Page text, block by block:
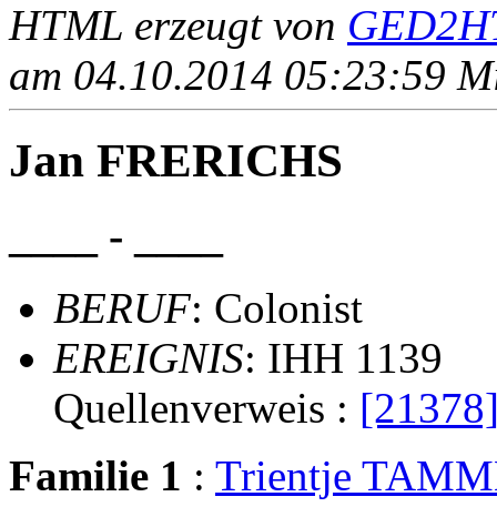
HTML erzeugt von
am 04.10.2014 05:23:59
Jan FRERICHS
____ - ____
BERUF: Colonist
EREIGNIS: IHH 1139
Quellenverweis :
Familie 1 : Trientje